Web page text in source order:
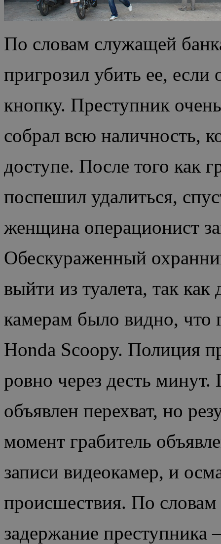
По словам служащей
пригрозил убить ее,
кнопку. Преступник
собрал всю наличность,
доступе. После того как
поспешил удалиться,
женщина операционист
Обескураженный
выйти из туалета, так
камерам было видно, что
Honda Scoopy. Полиция
ровно через десть
объявлен перехват, но
момент грабитель
записи видеокамер, и
происшествия. По
задержание преступника